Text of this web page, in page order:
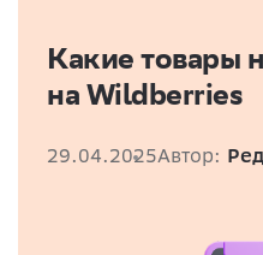
Какие товары
на Wildberries
29.04.2025Автор: